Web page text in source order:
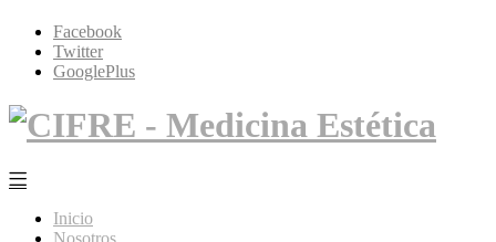
Facebook
Twitter
GooglePlus
Inicio
Nosotros